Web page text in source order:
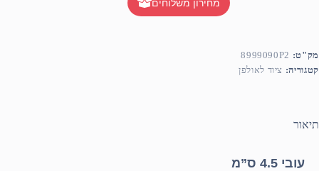
מחירון משלוחים
מק"ט: 8999090P2
קטגוריה: ציוד לאולפן
תיאור
עובי 4.5 ס”מ